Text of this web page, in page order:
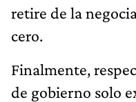
retire de la
cero.
Finalmente,
de gobierno solo